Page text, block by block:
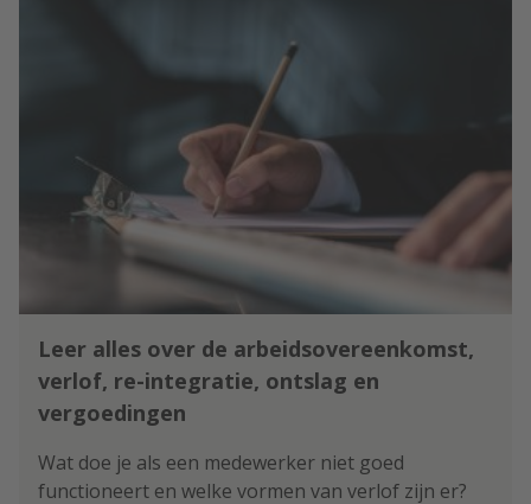
Leer alles over de arbeidsovereenkomst,
verlof, re-integratie, ontslag en
vergoedingen
Wat doe je als een medewerker niet goed
functioneert en welke vormen van verlof zijn er?